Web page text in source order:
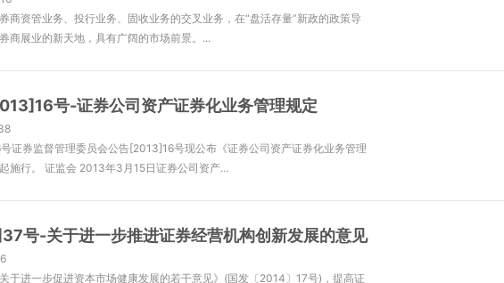
资产证券化业务属于券商资管业务、投行业务、固收业务的交叉业务，在“盘活存量”新政的政策导
向下，未来必将成为券商展业的新天地，具有广阔的市场前景。...
证监会公告[2013]16号-证券公司资产证券化业务管理规定
证监会公告[2013]16号证券监督管理委员会公告[2013]16号现公布《证券公司资产证券化业务管
规定》，自公布之日起施行。 证监会 2013年3月15日证券公司资产...
证监发[2014]37号-关于进一步推进证券经营机构创新发展的意见
为贯彻落实《国务院关于进一步促进资本市场健康发展的若干意见》(国发〔2014〕17号)，提高证